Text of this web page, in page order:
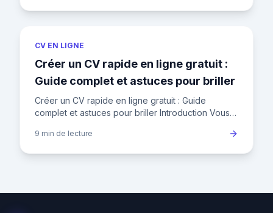
CV EN LIGNE
Créer un CV rapide en ligne gratuit :
Guide complet et astuces pour briller
Créer un CV rapide en ligne gratuit : Guide
complet et astuces pour briller Introduction Vous
cette offre allécha
9 min de lecture